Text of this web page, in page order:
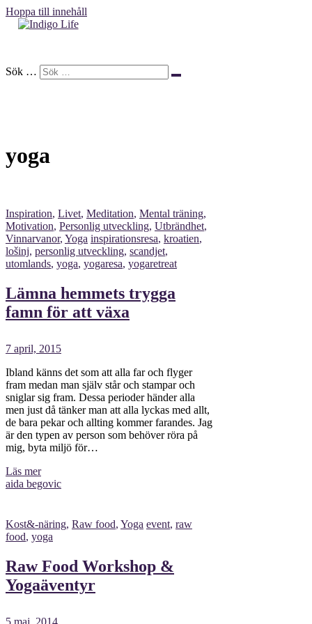
Hoppa till innehåll
Indigo Life
Sök …
yoga
Inspiration, Livet, Meditation, Mental träning,
Motivation, Personlig utveckling, Utbrändhet,
Vinnarvanor, Yoga inspirationsresa, kroatien,
lošinj, personlig utveckling, scandjet,
utomlands, yoga, yogaresa, yogaretreat
Lämna hemmets trygga
famn för att växa
7 april, 2015
Ibland känns det som att alla far och flyger
fram medan man själv står och stampar och
sniglar sig fram. Dessa perioder händer alla
men just då tänker man att alla lyckas med allt,
de bara pekar och allting kommer farandes. Jag
är den typen av person som behöver röra på
mig, byta miljö för…
Läs mer
aida begovic
Kost&-näring, Raw food, Yoga event, raw
food, yoga
Raw Food Workshop &
Yogaäventyr
5 maj, 2014